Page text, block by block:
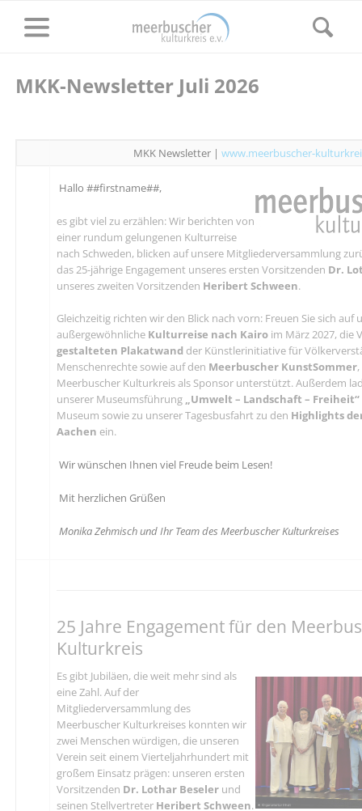
MKK-Newsletter Juli 2026
MKK Newsletter | www.meerbuscher-
Hallo ##firstname##,
es gibt viel zu erzählen: Wir berichten von
einer rundum gelungenen Kulturreise
nach Schweden, blicken auf unsere Mitgliederversammlung
das 25-jährige Engagement unseres ersten Vorsitzenden Dr.
unseres zweiten Vorsitzenden Heribert Schween.
Gleichzeitig richten wir den Blick nach vorn: Freuen Sie sich auf
außergewöhnliche Kulturreise nach Kairo im März 2027, die
gestalteten Plakatwand der Künstlerinitiative für
Menschenrechte sowie auf den Meerbuscher KunstSommer
Meerbuscher Kulturkreis als Sponsor unterstützt. Außerdem
unserer Museumsführung „Umwelt – Landschaft – Freiheit“
Museum sowie zu unserer Tagesbusfahrt zu den Highlights
Aachen ein.
Wir wünschen Ihnen viel Freude beim Lesen!
Mit herzlichen Grüßen
Monika Zehmisch und Ihr Team des Meerbuscher Kulturkreises
25 Jahre Engagement für den
Kulturkreis
Es gibt Jubiläen, die weit mehr sind als
eine Zahl. Auf der
Mitgliederversammlung des
Meerbuscher Kulturkreises konnten wir
zwei Menschen würdigen, die unseren
Verein seit einem Vierteljahrhundert mit
großem Einsatz prägen: unseren ersten
Vorsitzenden Dr. Lothar Beseler und
seinen Stellvertreter Heribert Schween.